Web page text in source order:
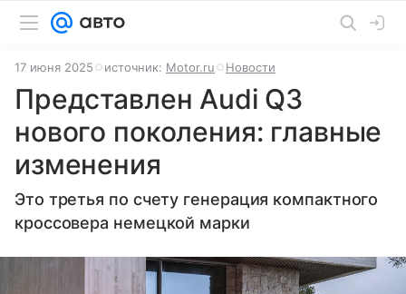
17 июня 2025 источник: Motor.ru Новости
Представлен Audi Q3
нового поколения: главные
изменения
Это третья по счету генерация компактного
кроссовера немецкой марки